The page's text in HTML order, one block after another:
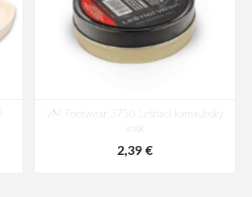
VM Footwear 3750 Leštiaci karnaubský
vosk
2,39 €